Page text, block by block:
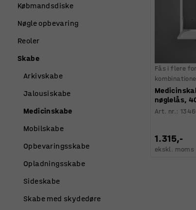
Fås i flere
nøglelås,
Art. nr.:
1.315,-
ekskl. moms
Købmandsdiske
Nøgle opbevaring
Reoler
Skabe
Arkivskabe
Jalousiskabe
Medicinskabe
Mobilskabe
Opbevaringsskabe
Opladningsskabe
Sideskabe
Skabe med skydedøre